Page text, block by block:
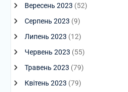
Вересень 2023 (52)
Серпень 2023 (9)
Липень 2023 (12)
Червень 2023 (55)
Травень 2023 (79)
Квітень 2023 (79)